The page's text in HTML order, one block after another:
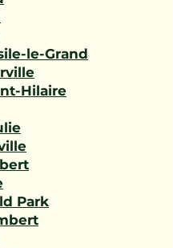
le-Grand
Hilaire
Park